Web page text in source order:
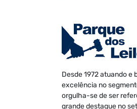
Desde 1972 atuando e
excelência no
orgulha-se de ser
grande destaque no